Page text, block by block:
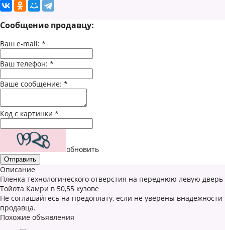
Сообщение продавцу:
Ваш e-mail: *
Ваш телефон: *
Ваше сообщение: *
Код с картинки *
обновить
Описание
Пленка технологического отверстия на переднюю левую дверь
Тойота Камри в 50,55 кузове
Не соглашайтесь на предоплату, если не уверены внадежности
продавца.
Похожие объявления